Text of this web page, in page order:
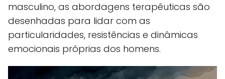
masculino, as abordagens terapêuticas são
desenhadas para lidar com as
particularidades, resistências e dinâmicas
emocionais próprias dos homens.